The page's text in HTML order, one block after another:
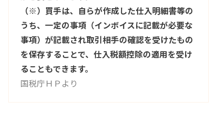
（※）買手は、自らが作成した仕入明細書等の
うち、一定の事項（インボイスに記載が必要な
事項）が記載され取引相手の確認を受けたもの
を保存することで、仕入税額控除の適用を受け
ることもできます。
国税庁ＨＰより